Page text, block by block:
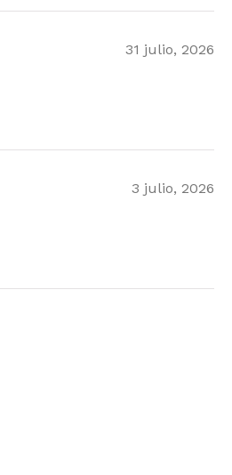
31 julio, 2026
3 julio, 2026